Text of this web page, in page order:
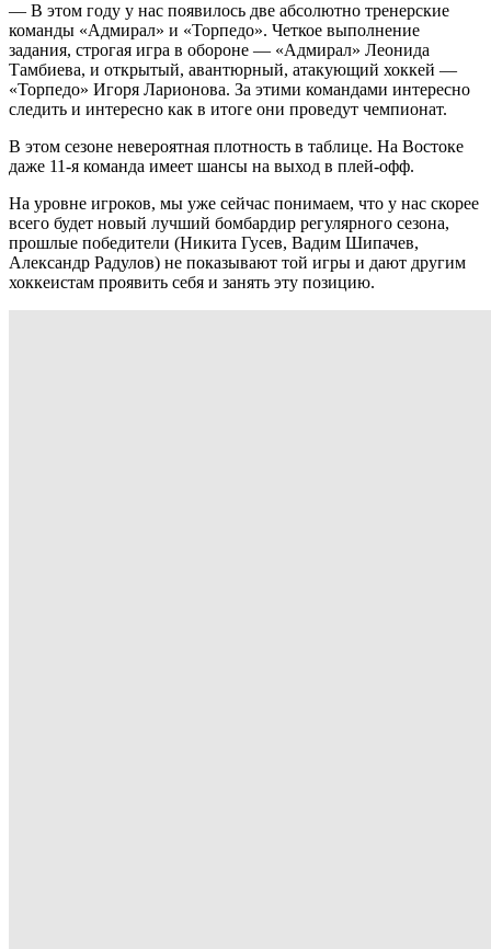
— В этом году у нас появилось две абсолютно тренерские
команды «Адмирал» и «Торпедо». Четкое выполнение
задания, строгая игра в обороне — «Адмирал» Леонида
Тамбиева, и открытый, авантюрный, атакующий хоккей —
«Торпедо» Игоря Ларионова. За этими командами интересно
следить и интересно как в итоге они проведут чемпионат.
В этом сезоне невероятная плотность в таблице. На Востоке
даже 11-я команда имеет шансы на выход в плей-офф.
На уровне игроков, мы уже сейчас понимаем, что у нас скорее
всего будет новый лучший бомбардир регулярного сезона,
прошлые победители (Никита Гусев, Вадим Шипачев,
Александр Радулов) не показывают той игры и дают другим
хоккеистам проявить себя и занять эту позицию.